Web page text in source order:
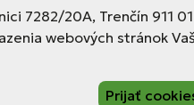
7282/20A, Trenčín
webových stránok
Prijať